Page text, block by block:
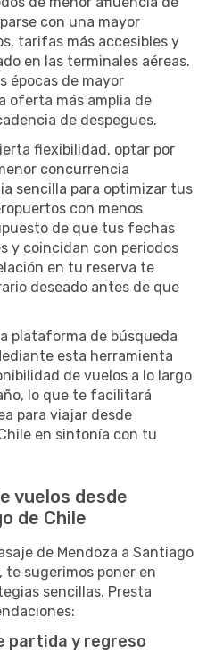
con una mayor
tarifas más accesibles y
en las terminales aéreas.
épocas de mayor
oferta más amplia de
de despegues.
flexibilidad, optar por
concurrencia
sencilla para optimizar tus
con menos
de que tus fechas
y coincidan con periodos
en tu reserva te
deseado antes de que
plataforma de búsqueda
esta herramienta
de vuelos a lo largo
lo que te facilitará
para viajar desde
en sintonía con tu
vuelos desde
de Chile
de Mendoza a Santiago
te sugerimos poner en
sencillas. Presta
partida y regreso